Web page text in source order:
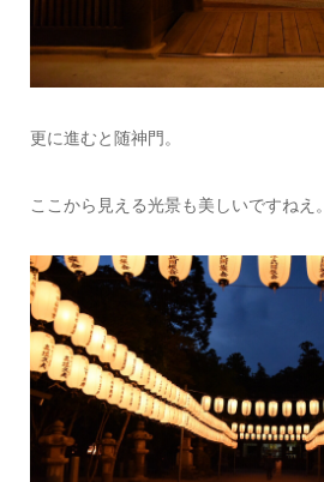
更に進むと随神門。
ここから見える光景も美しいですねえ。